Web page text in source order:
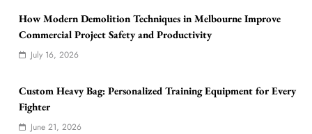
How Modern Demolition Techniques in Melbourne Improve
Commercial Project Safety and Productivity
July 16, 2026
Custom Heavy Bag: Personalized Training Equipment for Every
Fighter
June 21, 2026